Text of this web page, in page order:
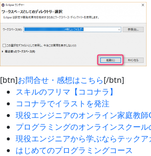
[btn]お問合せ・感想はこちら[/btn]
スキルのフリマ【ココナラ】
ココナラでイラストを発注
現役エンジニアのオンライン家庭教
プログラミングのオンラインスクー
現役エンジニアから学ぶならテックア
はじめてのプログラミングコース